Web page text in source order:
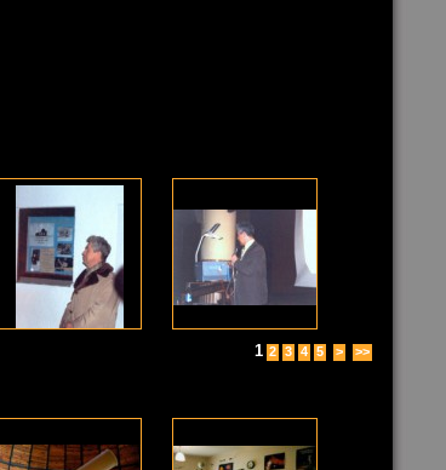
1 2 3 4 5 > >>